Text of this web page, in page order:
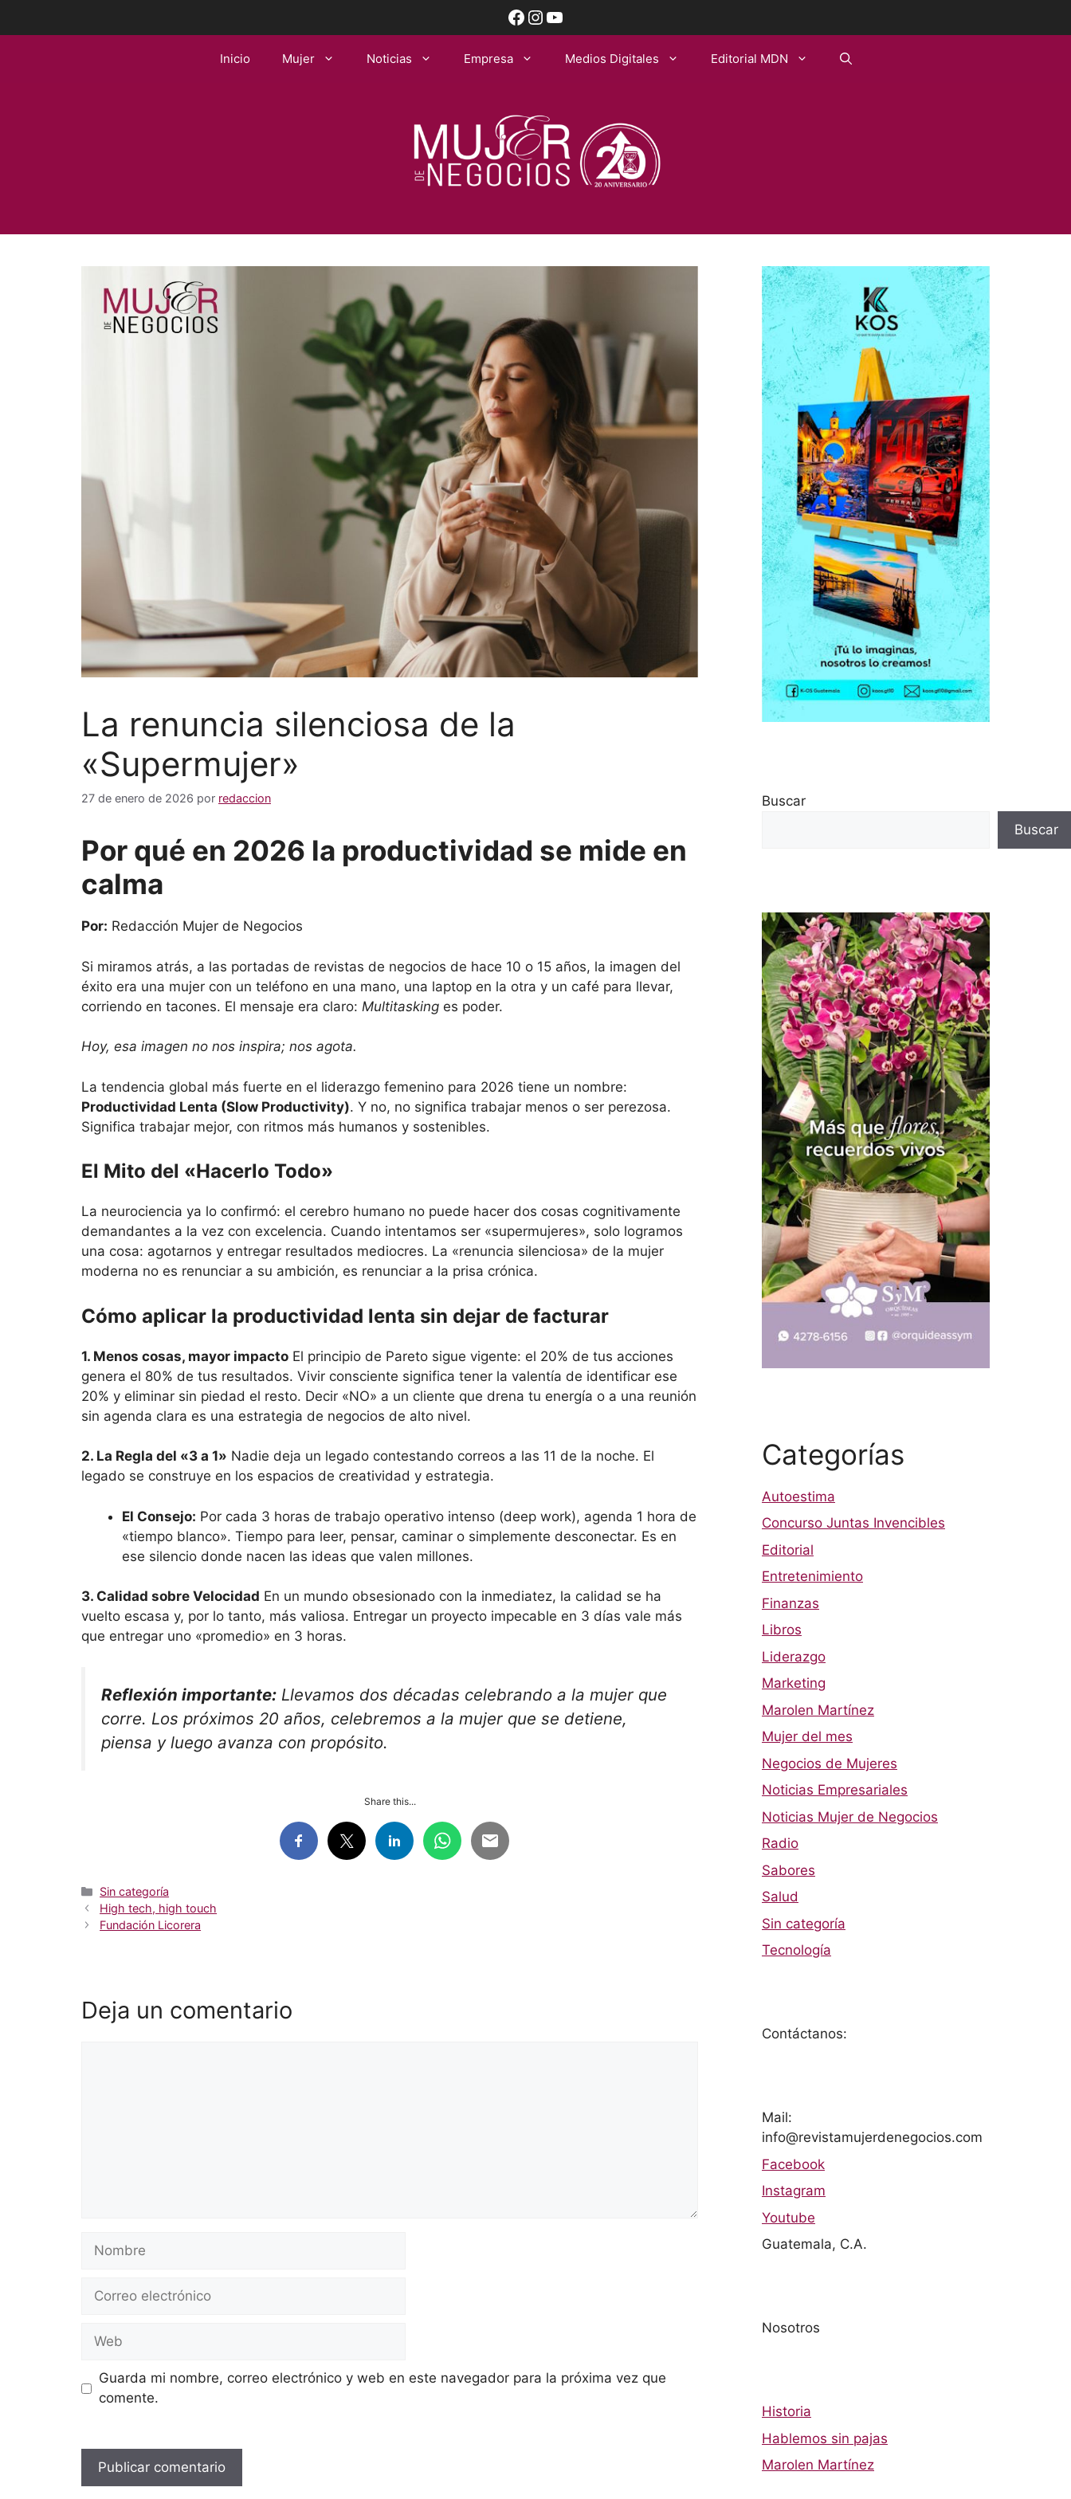
Facebook
Instagram
YouTube
Inicio Mujer Noticias Empresa Medios Digitales Editorial MDN
La renuncia silenciosa de la
«Supermujer»
27 de enero de 2026 por redaccion
Por qué en 2026 la productividad se mide en
calma
Por: Redacción Mujer de Negocios
Si miramos atrás, a las portadas de revistas de negocios de hace 10 o 15 años, la imagen del
éxito era una mujer con un teléfono en una mano, una laptop en la otra y un café para llevar,
corriendo en tacones. El mensaje era claro: Multitasking es poder.
Hoy, esa imagen no nos inspira; nos agota.
La tendencia global más fuerte en el liderazgo femenino para 2026 tiene un nombre:
Productividad Lenta (Slow Productivity). Y no, no significa trabajar menos o ser perezosa.
Significa trabajar mejor, con ritmos más humanos y sostenibles.
El Mito del «Hacerlo Todo»
La neurociencia ya lo confirmó: el cerebro humano no puede hacer dos cosas cognitivamente
demandantes a la vez con excelencia. Cuando intentamos ser «supermujeres», solo logramos
una cosa: agotarnos y entregar resultados mediocres. La «renuncia silenciosa» de la mujer
moderna no es renunciar a su ambición, es renunciar a la prisa crónica.
Cómo aplicar la productividad lenta sin dejar de facturar
1. Menos cosas, mayor impacto El principio de Pareto sigue vigente: el 20% de tus acciones
genera el 80% de tus resultados. Vivir consciente significa tener la valentía de identificar ese
20% y eliminar sin piedad el resto. Decir «NO» a un cliente que drena tu energía o a una reunión
sin agenda clara es una estrategia de negocios de alto nivel.
2. La Regla del «3 a 1» Nadie deja un legado contestando correos a las 11 de la noche. El
legado se construye en los espacios de creatividad y estrategia.
El Consejo: Por cada 3 horas de trabajo operativo intenso (deep work), agenda 1 hora de
«tiempo blanco». Tiempo para leer, pensar, caminar o simplemente desconectar. Es en
ese silencio donde nacen las ideas que valen millones.
3. Calidad sobre Velocidad En un mundo obsesionado con la inmediatez, la calidad se ha
vuelto escasa y, por lo tanto, más valiosa. Entregar un proyecto impecable en 3 días vale más
que entregar uno «promedio» en 3 horas.
Reflexión importante: Llevamos dos décadas celebrando a la mujer que
corre. Los próximos 20 años, celebremos a la mujer que se detiene,
piensa y luego avanza con propósito.
Share this...
Categorías
Sin categoría
High tech, high touch
Fundación Licorera
Deja un comentario
Nombre
Correo
Web
Guarda mi nombre, correo electrónico y web en este navegador para la próxima vez que
comente.
Buscar
Buscar
Categorías
Autoestima
Concurso Juntas Invencibles
Editorial
Entretenimiento
Finanzas
Libros
Liderazgo
Marketing
Marolen Martínez
Mujer del mes
Negocios de Mujeres
Noticias Empresariales
Noticias Mujer de Negocios
Radio
Sabores
Salud
Sin categoría
Tecnología
Contáctanos:
Mail:
info@revistamujerdenegocios.com
Facebook
Instagram
Youtube
Guatemala, C.A.
Nosotros
Historia
Hablemos sin pajas
Marolen Martínez